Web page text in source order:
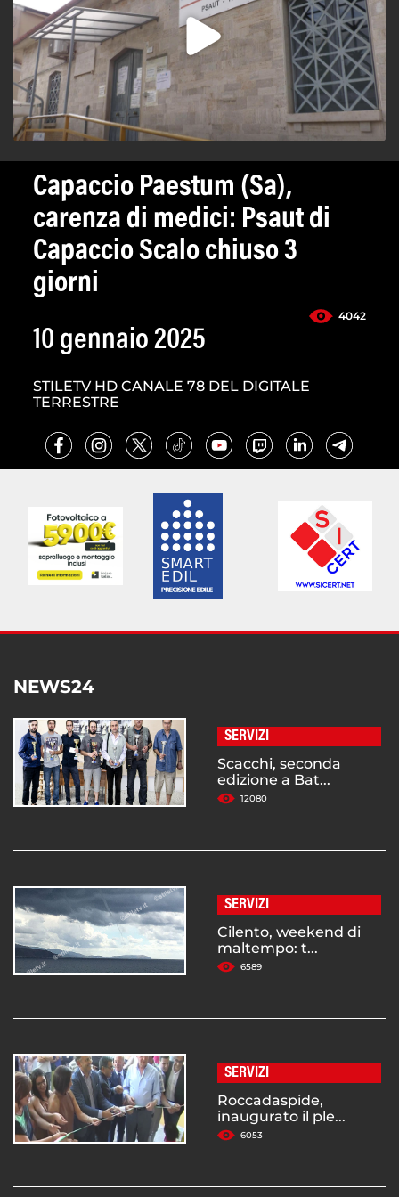
Capaccio Paestum (Sa),
carenza di medici: Psaut di
Capaccio Scalo chiuso 3
giorni
4042
10 gennaio 2025
STILETV HD CANALE 78 DEL DIGITALE
TERRESTRE
NEWS24
SERVIZI
Scacchi, seconda
edizione a Bat...
12080
SERVIZI
Cilento, weekend di
maltempo: t...
6589
SERVIZI
Roccadaspide,
inaugurato il ple...
6053